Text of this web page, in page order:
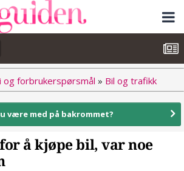
og forbrukerspørsmål » Bil og trafikk
være med på bakrommet?
å kjøpe bil, var noe